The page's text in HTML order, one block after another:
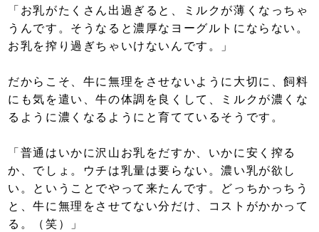
「お乳がたくさん出過ぎると、ミルクが薄くなっちゃ
うんです。そうなると濃厚なヨーグルトにならない。
お乳を搾り過ぎちゃいけないんです。」
だからこそ、牛に無理をさせないように大切に、飼料
にも気を遣い、牛の体調を良くして、ミルクが濃くな
るように濃くなるようにと育てているそうです。
「普通はいかに沢山お乳をだすか、いかに安く搾る
か、でしょ。ウチは乳量は要らない。濃い乳が欲し
い。ということでやって来たんです。どっちかっちう
と、牛に無理をさせてない分だけ、コストがかかって
る。（笑）」